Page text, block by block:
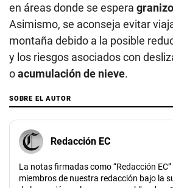
en áreas donde se espera
Asimismo, se aconseja evitar
montaña debido a la posible
y los riesgos asociados con
oacumulación de nieve.
SOBRE EL AUTOR
Redacción EC
La notas firmadas como “Redacción
miembros de nuestra redacción bajo la